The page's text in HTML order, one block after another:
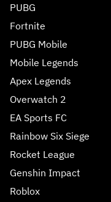
PUBG
Fortnite
PUBG Mobile
Mobile Legends
Apex Legends
Overwatch 2
EA Sports FC
Rainbow Six Siege
Rocket League
Genshin Impact
Roblox